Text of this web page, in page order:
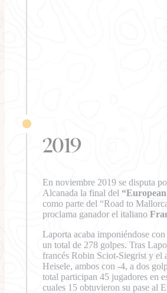
2019
En noviembre 2019 se disputa
Alcanada la final del
como parte del “Road to
proclama ganador el italiano
Laporta acaba imponiéndose
un total de 278 golpes. Tras
francés Robin Sciot-Siegrist y el
Heisele, ambos con -4, a dos
total participan 45 jugadores en
cuales 15 obtuvieron su pase al